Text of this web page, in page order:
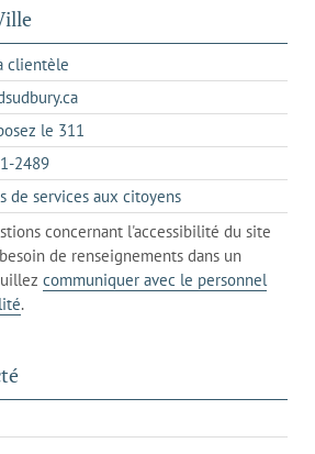
clientèle
dans
un
nouvel
s'ouvre
dans
votre
de
messagerie
le 311
dans
un
client
de
votre
téléphone
2489s'ouvre
dans
un
client
de
votre
de services aux citoyenss'ouvre
dans
l'onglet
actuel
concernant l'accessibilité du site
de renseignements dans un
communiquer avec le personnel
.